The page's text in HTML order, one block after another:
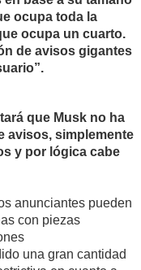
ocupa toda la
ocupa un cuarto.
de avisos gigantes
que Musk no ha
avisos, simplemente
y por lógica cabe
anunciantes pueden
con piezas
una gran cantidad